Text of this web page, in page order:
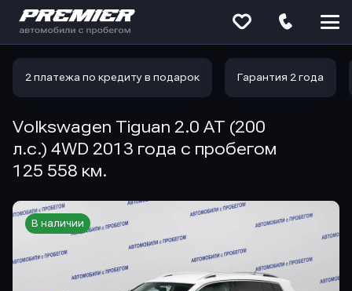
2 платежа по кредиту в подарок Гарантия 2 года
Volkswagen Tiguan 2.0 AT (200
л.с.) 4WD 2013 года с пробегом
125 558 км.
В наличии